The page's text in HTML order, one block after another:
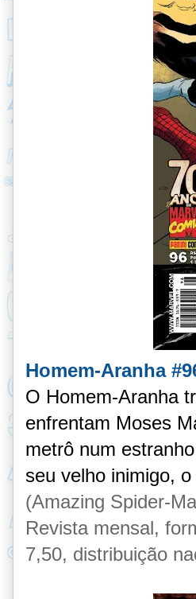
Homem-Aranha
O Homem-Aranha
enfrentam Moses
metrô num
seu velho inimigo,
(Amazing Spider-
Revista mensal,
7,50, distribuição